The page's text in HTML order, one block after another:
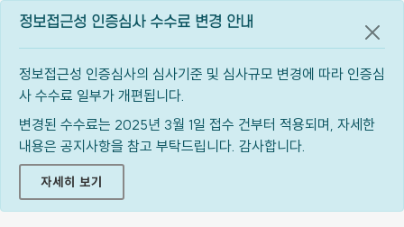
정보접근성 인증심사 수수료 변경 안내
정보접근성 인증심사의 심사기준 및 심사규모 변경에 따라 인증심
사 수수료 일부가 개편됩니다.
변경된 수수료는 2025년 3월 1일 접수 건부터 적용되며, 자세한
내용은 공지사항을 참고 부탁드립니다. 감사합니다.
자세히 보기
공지